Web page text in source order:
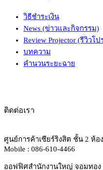
วิธีชำระเงิน
News (ข่าวและกิจกรรม)
Review Projector (รีวิวโป
บทความ
คำนวนระยะฉาย
ติดต่อเรา
ศูนย์การค้าเซียร์ริงสิต ชั้น 2 ห้อ
Mobile : 086-610-4466
ออฟฟิศสำนักงานใหญ่ จอมทอง